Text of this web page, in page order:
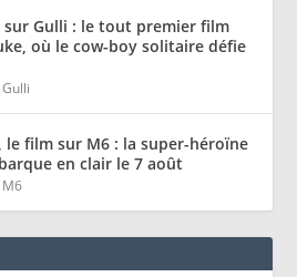
sur Gulli : le tout premier film
où le cow-boy solitaire défie
Gulli
le film sur M6 : la super-héroïne
en clair le 7 août
M6